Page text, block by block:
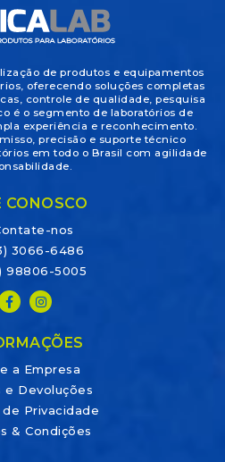
de produtos e equipamentos
oferecendo soluções completas
controle de qualidade, pesquisa
é o segmento de laboratórios de
experiência e reconhecimento.
precisão e suporte técnico
em todo o Brasil com agilidade
CONOSCO
nos
3066-6486
98806-5005
a Empresa
e Devoluções
Privacidade
& Condições